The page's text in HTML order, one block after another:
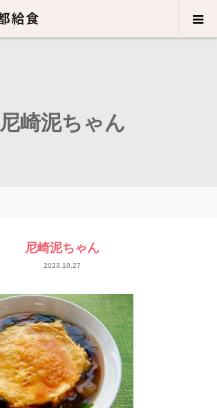
尼崎泥ちゃん
尼崎泥ちゃん
2023.10.27